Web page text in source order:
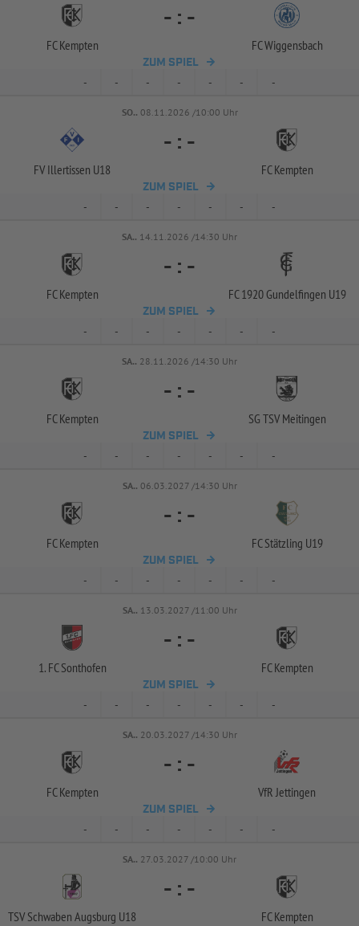
FC Kempten
- : -
FC Wiggensbach
ZUM SPIEL
- - - - - - -
SO.. 08.11.2026 /10:00 Uhr
FV Illertissen U18
- : -
FC Kempten
ZUM SPIEL
- - - - - - -
SA.. 14.11.2026 /14:30 Uhr
FC Kempten
- : -
FC 1920 Gundelfingen U19
ZUM SPIEL
- - - - - - -
SA.. 28.11.2026 /14:30 Uhr
FC Kempten
- : -
SG TSV Meitingen
ZUM SPIEL
- - - - - - -
SA.. 06.03.2027 /14:30 Uhr
FC Kempten
- : -
FC Stätzling U19
ZUM SPIEL
- - - - - - -
SA.. 13.03.2027 /11:00 Uhr
1. FC Sonthofen
- : -
FC Kempten
ZUM SPIEL
- - - - - - -
SA.. 20.03.2027 /14:30 Uhr
FC Kempten
- : -
VfR Jettingen
ZUM SPIEL
- - - - - - -
SA.. 27.03.2027 /10:00 Uhr
TSV Schwaben Augsburg U18
- : -
FC Kempten